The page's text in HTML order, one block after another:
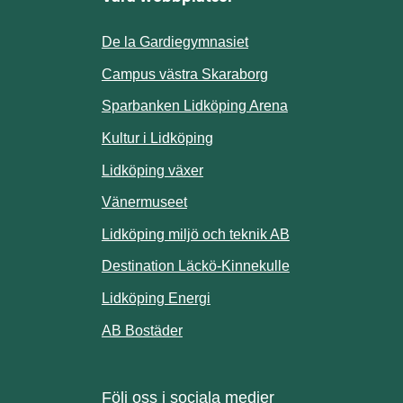
annan webbplats.
annan webbplats.
annan webbplats.
De la Gardiegymnasiet
Campus västra Skaraborg
Sparbanken Lidköping Arena
Kultur i Lidköping
Lidköping växer
Vänermuseet
Lidköping miljö och teknik AB
Destination Läckö-KinnekulleLänk till annan
Lidköping EnergiLänk till annan webbplats.
AB BostäderLänk till annan webbplats.
Följ oss i sociala medier